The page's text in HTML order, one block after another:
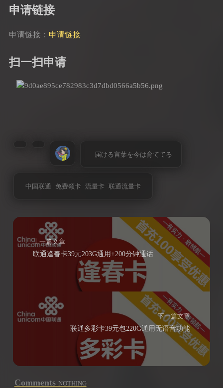
申请链接
申请链接： 申请链接
扫一扫申请
届ける言葉を今は育ててる
中国联通 免费领卡 流量卡 联通流量卡
上一篇文章
联通逢春卡39元203G通用+200分钟通话
下一篇文章
联通多彩卡39元包220G通用无语音功能
Comments NOTHING